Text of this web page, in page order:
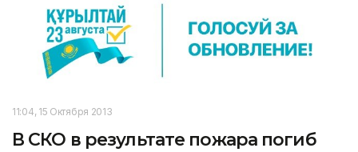
11:04, 15 Октября 2013
В СКО в результате пожара погиб